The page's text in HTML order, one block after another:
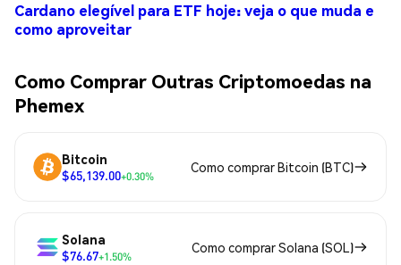
Cardano elegível para ETF hoje: veja o que muda e
como aproveitar
Como Comprar Outras Criptomoedas na
Phemex
Bitcoin
$65,139.00+0.30%
Como comprar Bitcoin (BTC)
Solana
$76.67+1.50%
Como comprar Solana (SOL)